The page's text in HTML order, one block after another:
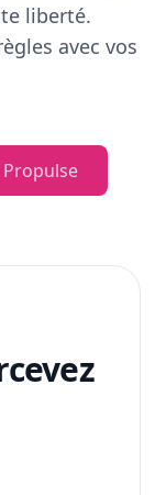
liberté.
avec vos
Propulse